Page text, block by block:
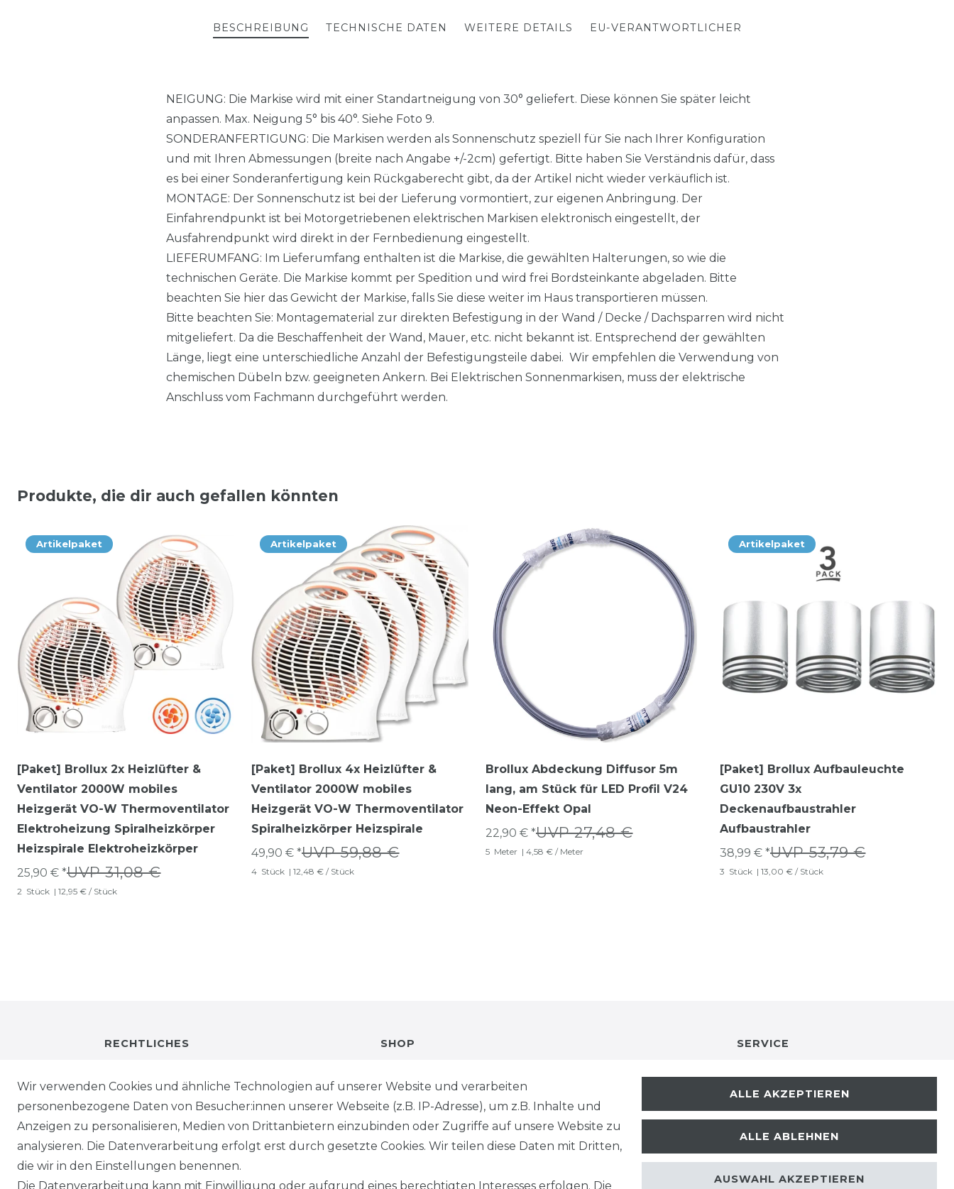
BESCHREIBUNG TECHNISCHE DATEN WEITERE DETAILS EU-VERANTWORTLICHER
NEIGUNG: Die Markise wird mit einer Standartneigung von 30° geliefert. Diese können Sie später leicht
anpassen. Max. Neigung 5° bis 40°. Siehe Foto 9.
SONDERANFERTIGUNG: Die Markisen werden als Sonnenschutz speziell für Sie nach Ihrer Konfiguration
und mit Ihren Abmessungen (breite nach Angabe +/-2cm) gefertigt. Bitte haben Sie Verständnis dafür, dass
es bei einer Sonderanfertigung kein Rückgaberecht gibt, da der Artikel nicht wieder verkäuflich ist.
MONTAGE: Der Sonnenschutz ist bei der Lieferung vormontiert, zur eigenen Anbringung. Der
Einfahrendpunkt ist bei Motorgetriebenen elektrischen Markisen elektronisch eingestellt, der
Ausfahrendpunkt wird direkt in der Fernbedienung eingestellt.
LIEFERUMFANG: Im Lieferumfang enthalten ist die Markise, die gewählten Halterungen, so wie die
technischen Geräte. Die Markise kommt per Spedition und wird frei Bordsteinkante abgeladen. Bitte
beachten Sie hier das Gewicht der Markise, falls Sie diese weiter im Haus transportieren müssen.
Bitte beachten Sie: Montagematerial zur direkten Befestigung in der Wand / Decke / Dachsparren wird nicht
mitgeliefert. Da die Beschaffenheit der Wand, Mauer, etc. nicht bekannt ist. Entsprechend der gewählten
Länge, liegt eine unterschiedliche Anzahl der Befestigungsteile dabei. Wir empfehlen die Verwendung von
chemischen Dübeln bzw. geeigneten Ankern. Bei Elektrischen Sonnenmarkisen, muss der elektrische
Anschluss vom Fachmann durchgeführt werden.
Produkte, die dir auch gefallen könnten
Artikelpaket
[Paket] Brollux 2x Heizlüfter &
Ventilator 2000W mobiles
Heizgerät VO-W Thermoventilator
Elektroheizung Spiralheizkörper
Heizspirale Elektroheizkörper
UVP 31,08 €
25,90 € *
2 Stück | 12,95 € / Stück
Artikelpaket
[Paket] Brollux 4x Heizlüfter &
Ventilator 2000W mobiles
Heizgerät VO-W Thermoventilator
Spiralheizkörper Heizspirale
UVP 59,88 €
49,90 € *
4 Stück | 12,48 € / Stück
Brollux Abdeckung Diffusor 5m
lang, am Stück für LED Profil V24
Neon-Effekt Opal
UVP 27,48 €
22,90 € *
5 Meter | 4,58 € / Meter
Artikelpaket
[Paket] Brollux Aufbauleuchte
GU10 230V 3x
Deckenaufbaustrahler
Aufbaustrahler
UVP 53,79 €
38,99 € *
3 Stück | 13,00 € / Stück
RECHTLICHES
IMPRESSUM
DATENSCHUTZ
WIEDERRUFSRECHT
SHOP
VERSANDKOSTENINFORMATION
B2B
WUNSCHLISTE
SERVICE
RETOURENINFO
KONTAKT
ZAHLUNGSARTEN
Wir verwenden Cookies und ähnliche Technologien auf unserer Website und verarbeiten
personenbezogene Daten von Besucher:innen unserer Webseite (z.B. IP-Adresse), um z.B. Inhalte und
Anzeigen zu personalisieren, Medien von Drittanbietern einzubinden oder Zugriffe auf unsere Website zu
analysieren. Die Datenverarbeitung erfolgt erst durch gesetzte Cookies. Wir teilen diese Daten mit Dritten,
die wir in den Einstellungen benennen.
Die Datenverarbeitung kann mit Einwilligung oder aufgrund eines berechtigten Interesses erfolgen. Die
ALLE AKZEPTIEREN
ALLE ABLEHNEN
AUSWAHL AKZEPTIEREN